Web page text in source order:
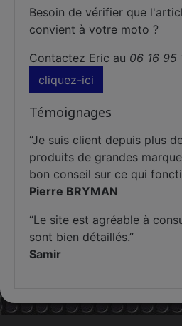
Besoin de vérifier que
convient à votre moto ?
Contactez Eric au 06 16 95
cliquez-ici
Témoignages
“Je suis client depuis plus
produits de grandes
bon conseil sur ce qui
Pierre BRYMAN
“Le site est agréable à
sont bien détaillés.”
Samir